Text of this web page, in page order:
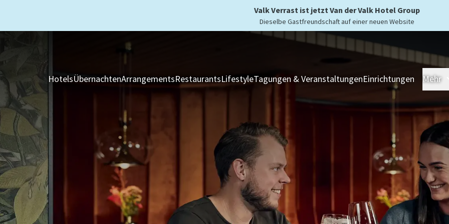
Valk Verrast ist jetzt Van der Valk Hotel Group
Dieselbe Gastfreundschaft auf einer neuen Website
HotelsÜbernachtenArrangementsRestaurantsLifestyleTagungen & VeranstaltungenEinrichtungen Mehr